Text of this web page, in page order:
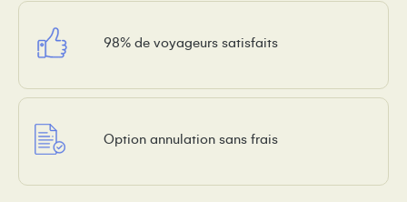
98% de voyageurs satisfaits
Option annulation sans frais